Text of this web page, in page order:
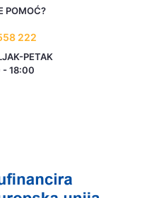
POMOĆ?
222
PETAK
18:00